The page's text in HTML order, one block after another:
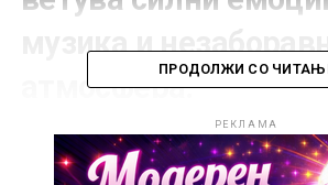
музика и
атмосфера.ПРОДОЛЖИ СО
РЕКЛАМА